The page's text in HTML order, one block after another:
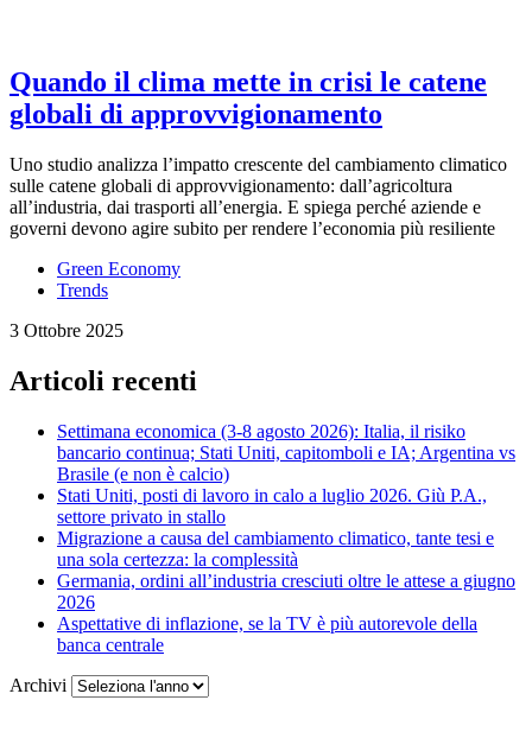
Quando il clima mette in crisi le catene
globali di approvvigionamento
Uno studio analizza l’impatto crescente del cambiamento climatico
sulle catene globali di approvvigionamento: dall’agricoltura
all’industria, dai trasporti all’energia. E spiega perché aziende e
governi devono agire subito per rendere l’economia più resiliente
Green Economy
Trends
3 Ottobre 2025
Articoli recenti
Settimana economica (3-8 agosto 2026): Italia, il risiko
bancario continua; Stati Uniti, capitomboli e IA; Argentina vs
Brasile (e non è calcio)
Stati Uniti, posti di lavoro in calo a luglio 2026. Giù P.A.,
settore privato in stallo
Migrazione a causa del cambiamento climatico, tante tesi e
una sola certezza: la complessità
Germania, ordini all’industria cresciuti oltre le attese a giugno
2026
Aspettative di inflazione, se la TV è più autorevole della
banca centrale
Archivi